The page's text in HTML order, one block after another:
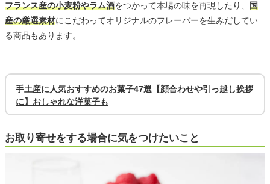
フランス産の小麦粉やラム酒をつかって本場の味を再現したり、 国
産の厳選素材にこだわってオリジナルのフレーバーを生みだしてい
る商品もあります。
手土産に人気おすすめのお菓子47選【顔合わせや引っ越し挨拶
に】おしゃれな洋菓子も
お取り寄せをする場合に気をつけたいこと